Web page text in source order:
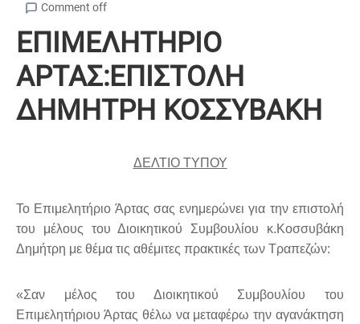
Comment off
ΕΠΙΜΕΛΗΤΗΡΙΟ
ΑΡΤΑΣ:ΕΠΙΣΤΟΛΗ
ΔΗΜΗΤΡΗ ΚΟΣΣΥΒΑΚΗ
ΔΕΛΤΙΟ ΤΥΠΟΥ
Το Επιμελητήριο Άρτας σας ενημερώνει για την επιστολή
του μέλους του Διοικητικού Συμβουλίου κ.Κοσσυβάκη
Δημήτρη με θέμα τις αθέμιτες πρακτικές των Τραπεζών:
«Σαν μέλος του Διοικητικού Συμβουλίου του
Επιμελητήριου Άρτας θέλω να μεταφέρω την αγανάκτηση